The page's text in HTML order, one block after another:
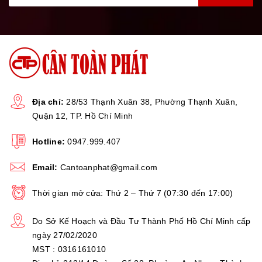
Địa chỉ: 28/53 Thạnh Xuân 38, Phường Thạnh Xuân,
Quận 12, TP. Hồ Chí Minh
Hotline: 0947.999.407
Email: Cantoanphat@gmail.com
Thời gian mở cửa: Thứ 2 – Thứ 7 (07:30 đến 17:00)
Do Sở Kế Hoạch và Đầu Tư Thành Phố Hồ Chí Minh cấp
ngày 27/02/2020
MST : 0316161010